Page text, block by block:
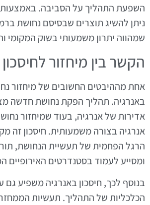
השפעת התהליך על הסביבה. באמצעות
ניתן להשיג תוצרים שבסיסם נחושת
שמהווה יתרון משמעותי בשוק המקומי
הקשר בין מיחזור
אחת מההיבטים החשובים של מיחזור
באנרגיה. תהליך הפקת נחושת חדשה
אדירות של אנרגיה, בעוד שמיחזור
אנרגיה בצורה משמעותית. חיסכון זה
הרגל הפחמית של תעשיית הנחושת,
ומסייע לעמוד בסטנדרטים האירופיים
בנוסף לכך, חיסכון באנרגיה משפיע גם
הכלכליות של התהליך. תעשיות